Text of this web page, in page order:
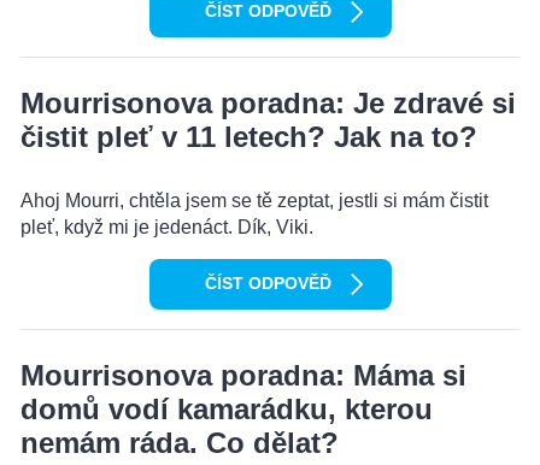
ČÍST ODPOVĚĎ
Mourrisonova poradna: Je zdravé si
čistit pleť v 11 letech? Jak na to?
Ahoj Mourri, chtěla jsem se tě zeptat, jestli si mám čistit
pleť, když mi je jedenáct. Dík, Viki.
ČÍST ODPOVĚĎ
Mourrisonova poradna: Máma si
domů vodí kamarádku, kterou
nemám ráda. Co dělat?